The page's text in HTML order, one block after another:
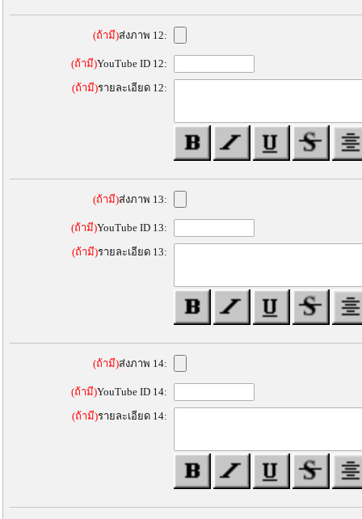
(ถ้ามี)ส่งภาพ 12:
(ถ้ามี)YouTube ID 12:
(ถ้ามี)รายละเอียด 12:
(ถ้ามี)ส่งภาพ 13:
(ถ้ามี)YouTube ID 13:
(ถ้ามี)รายละเอียด 13:
(ถ้ามี)ส่งภาพ 14:
(ถ้ามี)YouTube ID 14:
(ถ้ามี)รายละเอียด 14: